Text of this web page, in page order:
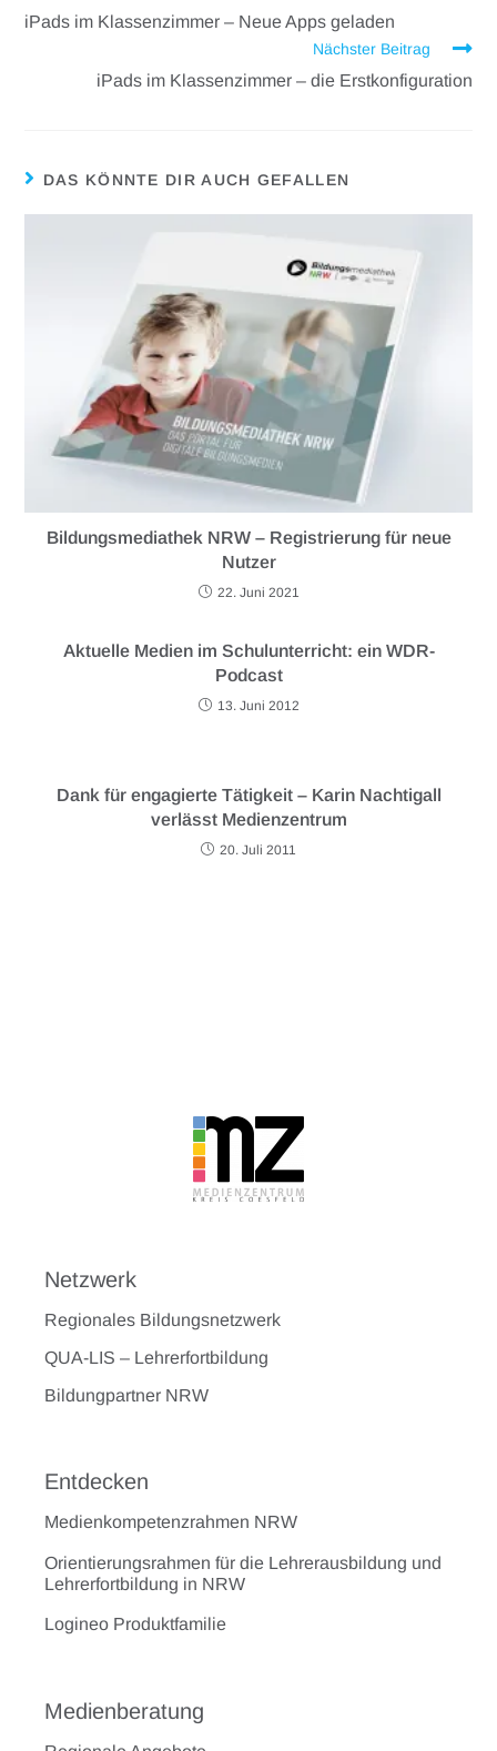
iPads im Klassenzimmer – Neue Apps geladen
Nächster Beitrag
iPads im Klassenzimmer – die Erstkonfiguration
DAS KÖNNTE DIR AUCH GEFALLEN
Bildungsmediathek NRW – Registrierung für neue
Nutzer
22. Juni 2021
Aktuelle Medien im Schulunterricht: ein WDR-
Podcast
13. Juni 2012
Dank für engagierte Tätigkeit – Karin Nachtigall
verlässt Medienzentrum
20. Juli 2011
Netzwerk
Regionales Bildungsnetzwerk
QUA-LIS – Lehrerfortbildung
Bildungpartner NRW
Entdecken
Medienkompetenzrahmen NRW
Orientierungsrahmen für die Lehrerausbildung und
Lehrerfortbildung in NRW
Logineo Produktfamilie
Medienberatung